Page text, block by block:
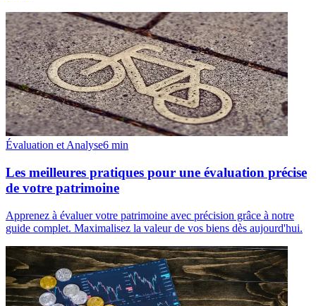
Évaluation et Analyse6 min
Les meilleures pratiques pour une évaluation précise
de votre patrimoine
Apprenez à évaluer votre patrimoine avec précision grâce à notre
guide complet. Maximalisez la valeur de vos biens dès aujourd'hui.